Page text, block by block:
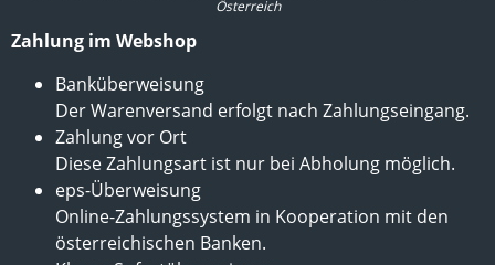
Österreich
Zahlung im Webshop
Banküberweisung
Der Warenversand erfolgt nach Zahlungseingang.
Zahlung vor Ort
Diese Zahlungsart ist nur bei Abholung möglich.
eps-Überweisung
Online-Zahlungssystem in Kooperation mit den
österreichischen Banken.